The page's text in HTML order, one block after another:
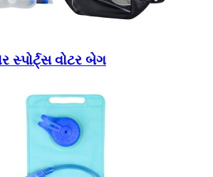
સ્પોર્ટ્સ વોટર બેગ